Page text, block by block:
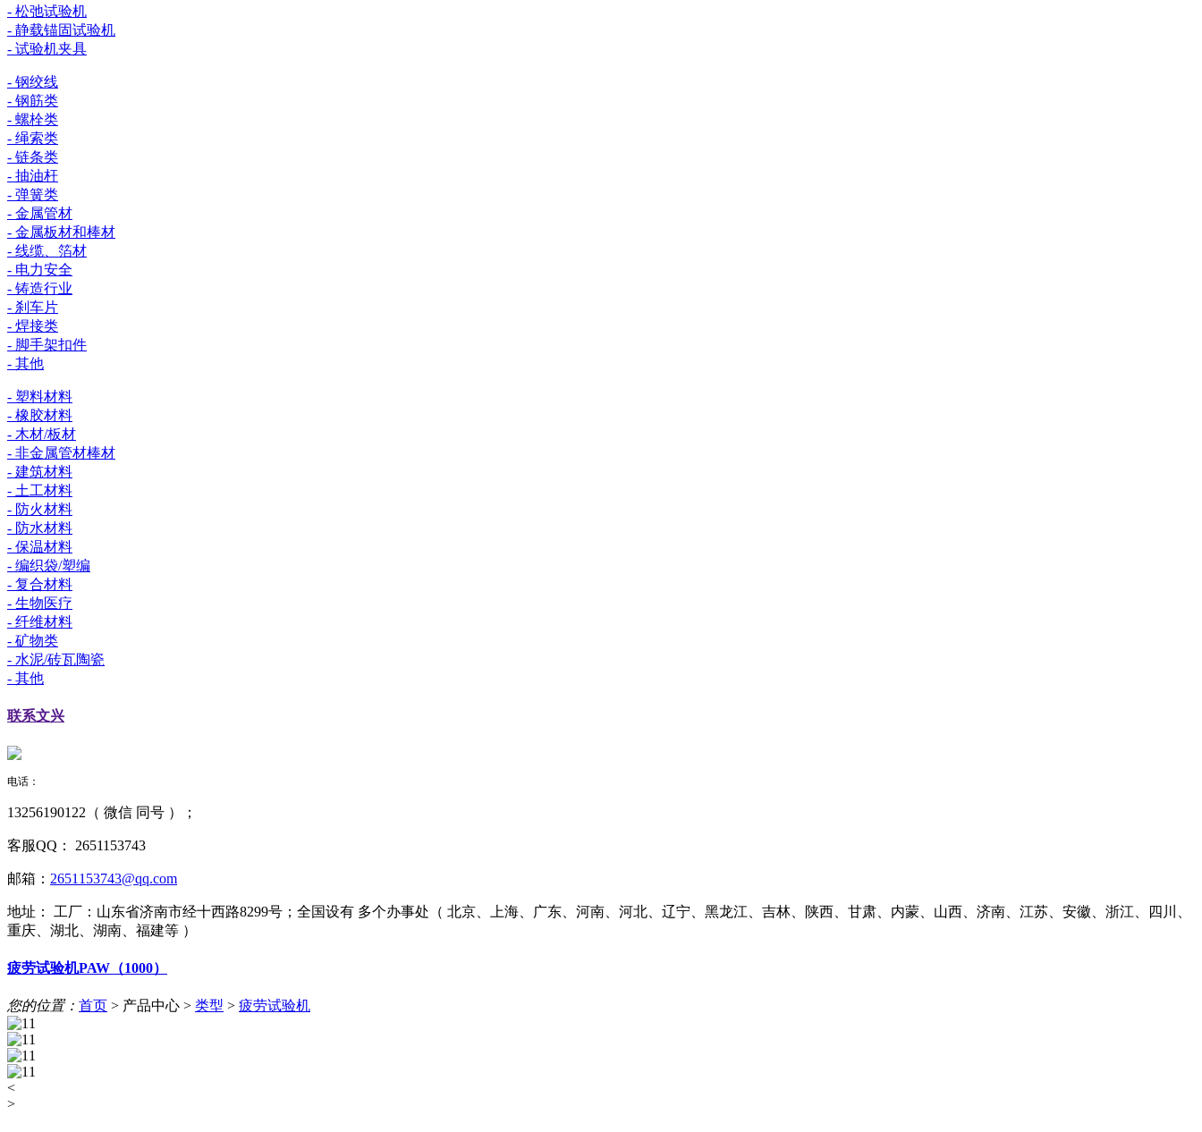
- 松弛试验机
- 静载锚固试验机
- 试验机夹具
- 钢绞线
- 钢筋类
- 螺栓类
- 绳索类
- 链条类
- 抽油杆
- 弹簧类
- 金属管材
- 金属板材和棒材
- 线缆、箔材
- 电力安全
- 铸造行业
- 刹车片
- 焊接类
- 脚手架扣件
- 其他
- 塑料材料
- 橡胶材料
- 木材/板材
- 非金属管材棒材
- 建筑材料
- 土工材料
- 防火材料
- 防水材料
- 保温材料
- 编织袋/塑编
- 复合材料
- 生物医疗
- 纤维材料
- 矿物类
- 水泥/砖瓦陶瓷
- 其他
联系文兴
电话：
13256190122（ 微信 同号 ）；
客服QQ： 2651153743
邮箱： 2651153743@qq.com
地址：
工厂：山东省济南市经十西路8299号；全国设有 多个办事处（ 北京、上海、广东、河南、河北、辽宁、黑龙江、吉林、陕西、甘肃、内蒙、山西、济南、江苏、安徽、浙江、四川、
重庆、湖北、湖南、福建等 ）
疲劳试验机PAW（1000）
您的位置： 首页 > 产品中心 > 类型 > 疲劳试验机
<
>